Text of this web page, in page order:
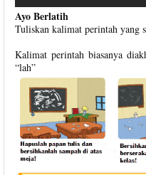
Ayo Berlatih
Tuliskan kalimat perintah yang
Kalimat perintah biasanya
“lah”